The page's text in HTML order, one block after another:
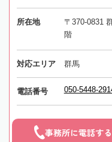
所在地
〒370-0831
階
対応エリア 群馬
電話番号 050-5448-
事務所に電話する